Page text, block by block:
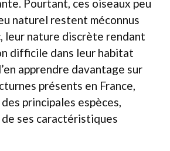
Pourtant, ces oiseaux peu
naturel restent méconnus
leur nature discrète rendant
difficile dans leur habitat
apprendre davantage sur
présents en France,
principales espèces,
ses caractéristiques